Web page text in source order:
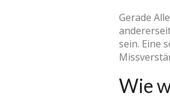
Gerade
sein. Eine
Wie